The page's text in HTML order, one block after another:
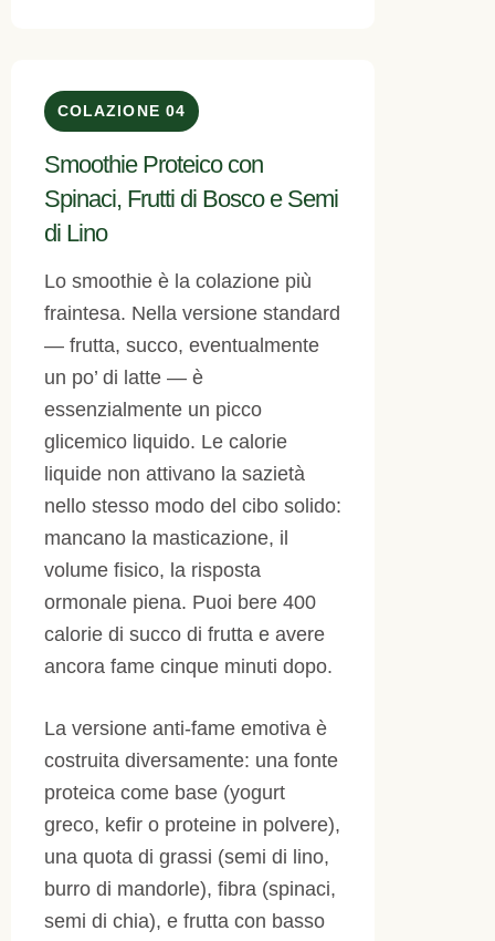
COLAZIONE 04
Smoothie Proteico con
Spinaci, Frutti di Bosco e Semi
di Lino
Lo smoothie è la colazione più
fraintesa. Nella versione standard
— frutta, succo, eventualmente
un po’ di latte — è
essenzialmente un picco
glicemico liquido. Le calorie
liquide non attivano la sazietà
nello stesso modo del cibo solido:
mancano la masticazione, il
volume fisico, la risposta
ormonale piena. Puoi bere 400
calorie di succo di frutta e avere
ancora fame cinque minuti dopo.
La versione anti-fame emotiva è
costruita diversamente: una fonte
proteica come base (yogurt
greco, kefir o proteine in polvere),
una quota di grassi (semi di lino,
burro di mandorle), fibra (spinaci,
semi di chia), e frutta con basso